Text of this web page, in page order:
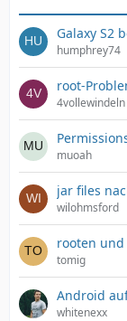
Galaxy S2
humphrey74
root-
4vollewindeln
muoah
jar files
wilohmsford
rooten
tomig
Android
whitenexx